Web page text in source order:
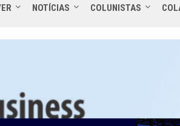
NOTÍCIAS COLUNISTAS